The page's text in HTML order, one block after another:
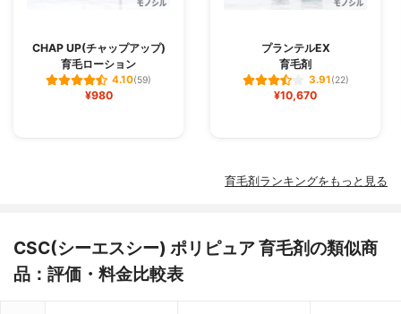
CHAP UP(チャップアップ)
育毛ローション
4.10(59)
¥980
プランテルEX
育毛剤
3.91(22)
¥10,670
育毛剤ランキングをもっと見る
CSC(シーエスシー) ポリピュア 育毛剤の類似商
品：評価・料金比較表